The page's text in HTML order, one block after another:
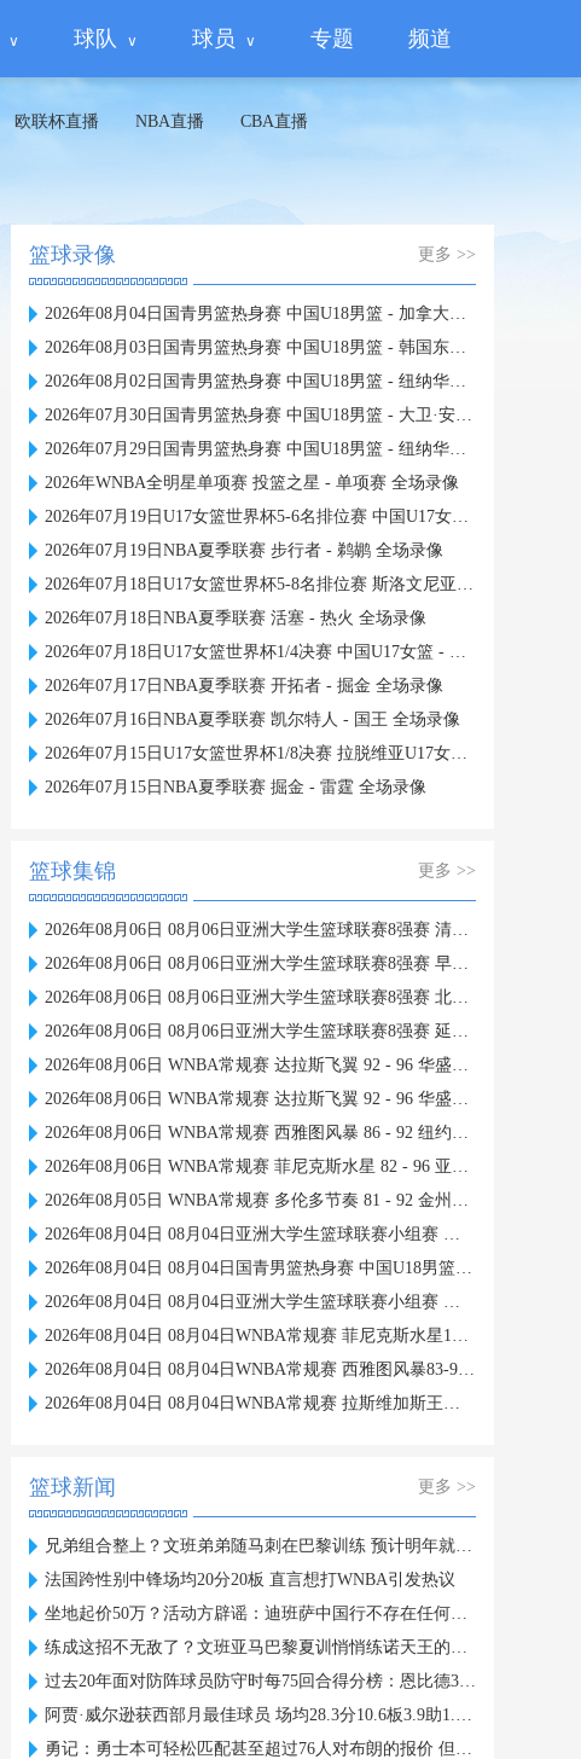
球队 球员 专题 频道
欧联杯直播 NBA直播 CBA直播
篮球录像 更多 >>
2026年08月04日国青男篮热身赛 中国U18男篮 - 加拿大大卫·安篮球学院 全场录像
2026年08月03日国青男篮热身赛 中国U18男篮 - 韩国东国大学 全场录像
2026年08月02日国青男篮热身赛 中国U18男篮 - 纽纳华丁闪电队 全场录像
2026年07月30日国青男篮热身赛 中国U18男篮 - 大卫·安篮球学院 全场录像
2026年07月29日国青男篮热身赛 中国U18男篮 - 纽纳华丁闪电队 全场录像
2026年WNBA全明星单项赛 投篮之星 - 单项赛 全场录像
2026年07月19日U17女篮世界杯5-6名排位赛 中国U17女篮 - 新西兰U17女篮 全场录像
2026年07月19日NBA夏季联赛 步行者 - 鹈鹕 全场录像
2026年07月18日U17女篮世界杯5-8名排位赛 斯洛文尼亚U17女篮 - 中国U17女篮 全场录像
2026年07月18日NBA夏季联赛 活塞 - 热火 全场录像
2026年07月18日U17女篮世界杯1/4决赛 中国U17女篮 - 加拿大U17女篮 录像
2026年07月17日NBA夏季联赛 开拓者 - 掘金 全场录像
2026年07月16日NBA夏季联赛 凯尔特人 - 国王 全场录像
2026年07月15日U17女篮世界杯1/8决赛 拉脱维亚U17女篮 - 中国U17女篮 录像
2026年07月15日NBA夏季联赛 掘金 - 雷霆 全场录像
篮球集锦 更多 >>
2026年08月06日 08月06日亚洲大学生篮球联赛8强赛 清华大学 85 - 81 菲律宾大学 集锦
2026年08月06日 08月06日亚洲大学生篮球联赛8强赛 早稻田大学 78 - 71 高丽大学 集锦
2026年08月06日 08月06日亚洲大学生篮球联赛8强赛 北京大学 77 - 79 上海交通大学 集锦
2026年08月06日 08月06日亚洲大学生篮球联赛8强赛 延世大学 67 - 72 政治大学 集锦
2026年08月06日 WNBA常规赛 达拉斯飞翼 92 - 96 华盛顿神秘人 全场集锦
2026年08月06日 WNBA常规赛 达拉斯飞翼 92 - 96 华盛顿神秘人 全场集锦
2026年08月06日 WNBA常规赛 西雅图风暴 86 - 92 纽约自由人 全场集锦
2026年08月06日 WNBA常规赛 菲尼克斯水星 82 - 96 亚特兰大梦想 全场集锦
2026年08月05日 WNBA常规赛 多伦多节奏 81 - 92 金州女武神 全场集锦
2026年08月04日 08月04日亚洲大学生篮球联赛小组赛 延世大学 82 - 83 北京大学 集锦
2026年08月04日 08月04日国青男篮热身赛 中国U18男篮 94 - 85 加拿大大卫·安篮球学院 集锦
2026年08月04日 08月04日亚洲大学生篮球联赛小组赛 早稻田大学 71 - 86 清华大学 集锦
2026年08月04日 08月04日WNBA常规赛 菲尼克斯水星106-101芝加哥天空 全场集锦
2026年08月04日 08月04日WNBA常规赛 西雅图风暴83-95纽约自由人 全场集锦
2026年08月04日 08月04日WNBA常规赛 拉斯维加斯王牌109-87亚特兰大梦想 全场集锦
篮球新闻 更多 >>
兄弟组合整上？文班弟弟随马刺在巴黎训练 预计明年就会参选
法国跨性别中锋场均20分20板 直言想打WNBA引发热议
坐地起价50万？活动方辟谣：迪班萨中国行不存在任何临时加价行为
练成这招不无敌了？文班亚马巴黎夏训悄悄练诺天王的金鸡独立？
过去20年面对防阵球员防守时每75回合得分榜：恩比德36.1分最高
阿贾·威尔逊获西部月最佳球员 场均28.3分10.6板3.9助1.6断1.9帽
勇记：勇士本可轻松匹配甚至超过76人对布朗的报价 但谈判未深入